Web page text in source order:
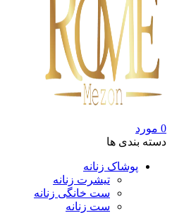
0 مورد
دسته بندی ها
پوشاک زنانه
تیشرت زنانه
ست خانگی زنانه
ست زنانه